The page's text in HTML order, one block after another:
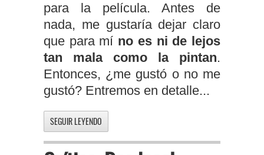
para la película. Antes de
nada, me gustaría dejar claro
que para mí no es ni de lejos
tan mala como la pintan.
Entonces, ¿me gustó o no me
gustó? Entremos en detalle...
SEGUIR LEYENDO